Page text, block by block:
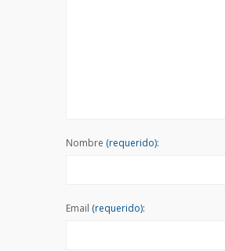
Nombre (requerido):
Email (requerido):